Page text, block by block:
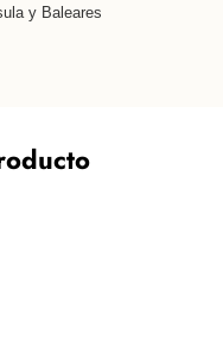
y Baleares